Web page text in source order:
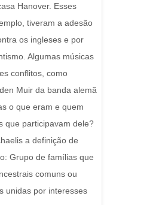
Hanover. Esses
tiveram a adesão
os ingleses e por
Algumas músicas
conflitos, como
Muir da banda alemã
o que eram e quem
que participavam dele?
a definição de
Grupo de famílias que
comuns ou
unidas por interesses